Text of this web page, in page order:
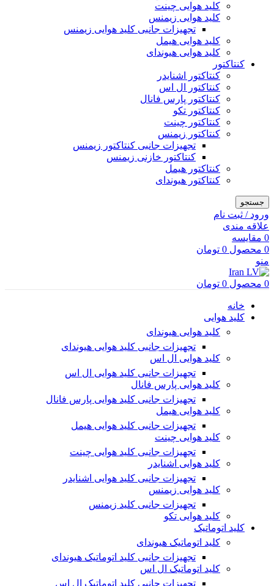
کلید هوایی چینت
کلید هوایی زیمنس
تجهیزات جانبی کلید هوایی زیمنس
کلید هوایی هیمل
کلید هوایی هیوندای
کنتاکتور
کنتاکتور اشنایدر
کنتاکتور ال اس
کنتاکتور پارس فانال
کنتاکتور تکو
کنتاکتور چینت
کنتاکتور زیمنس
تجهیزات جانبی کنتاکتور زیمنس
کنتاکتور خازنی زیمنس
کنتاکتور هیمل
کنتاکتور هیوندای
جستجو
ورود / ثبت نام
علاقه مندی
0 مقایسه
0 محصول 0 تومان
منو
0 محصول 0 تومان
خانه
کلید هوایی
کلید هوایی هیوندای
تجهیزات جانبی کلید هوایی هیوندای
کلید هوایی ال اس
تجهیزات جانبی کلید هوایی ال اس
کلید هوایی پارس فانال
تجهیزات جانبی کلید هوایی پارس فانال
کلید هوایی هیمل
تجهیزات جانبی کلید هوایی هیمل
کلید هوایی چینت
تجهیزات جانبی کلید هوایی چینت
کلید هوایی اشنایدر
تجهیزات جانبی کلید هوایی اشنایدر
کلید هوایی زیمنس
تجهیزات جانبی کلید زیمنس
کلید هوایی تکو
کلید اتوماتیک
کلید اتوماتیک هیوندای
تجهیزات جانبی کلید اتوماتیک هیوندای
کلید اتوماتیک ال اس
تجهیزات جانبی کلید اتوماتیک ال اس